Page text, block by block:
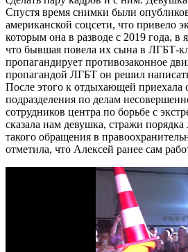
Спустя время снимки были
американской соцсети, что привело
которым она в разводе с 2019 года,
что бывшая повела их сына в ЛГБТ-
пропагандирует противозаконное
пропагандой ЛГБТ он решил
После этого к отдыхающей приехала
подразделения по делам
сотрудников центра по борьбе с
сказала нам девушка, стражи
такого обращения в
отметила, что Алексей ранее сам